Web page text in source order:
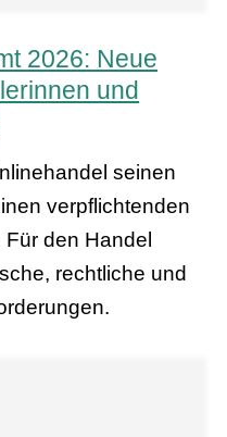
2026: Neue
und
seinen
verpflichtenden
den Handel
rechtliche und